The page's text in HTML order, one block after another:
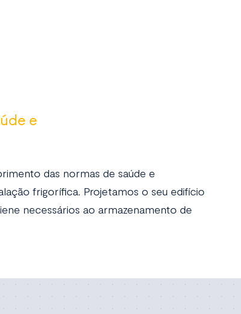
e
das normas de saúde e
frigorífica. Projetamos o seu edifício
necessários ao armazenamento de